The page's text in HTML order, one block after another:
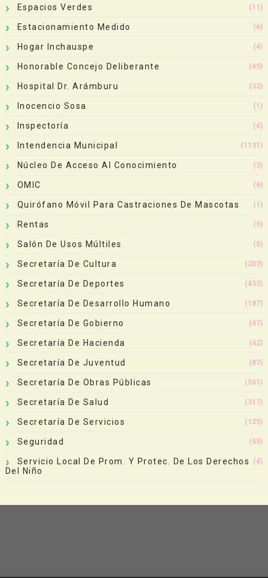
Espacios Verdes (11)
Estacionamiento Medido (6)
Hogar Inchauspe (4)
Honorable Concejo Deliberante (45)
Hospital Dr. Arámburu (32)
Inocencio Sosa (1)
Inspectoría (4)
Intendencia Municipal (1131)
Núcleo De Acceso Al Conocimiento (3)
OMIC (6)
Quirófano Móvil Para Castraciones De Mascotas (1)
Rentas (5)
Salón De Usos Múltiles (5)
Secretaría De Cultura (203)
Secretaría De Deportes (433)
Secretaría De Desarrollo Humano (187)
Secretaría De Gobierno (47)
Secretaría De Hacienda (42)
Secretaría De Juventud (87)
Secretaría De Obras Públicas (551)
Secretaría De Salud (317)
Secretaría De Servicios (125)
Seguridad (55)
Servicio Local De Prom. Y Protec. De Los Derechos
Del Niño
(4)